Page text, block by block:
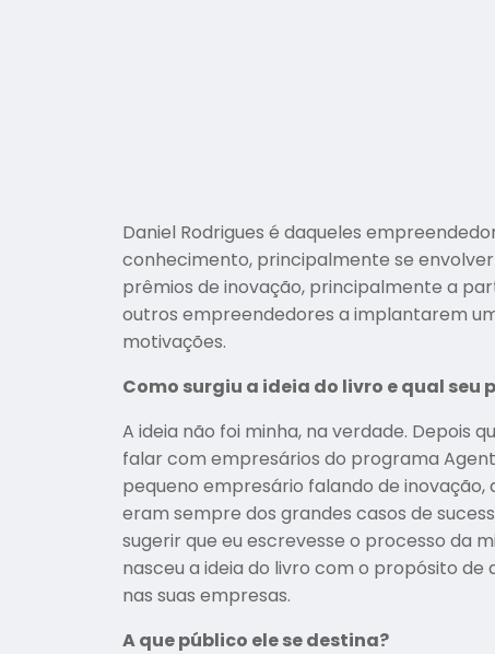
Daniel Rodrigues é daqueles
conhecimento, principalmente se
prêmios de inovação, principalmente a
outros empreendedores a implantarem
motivações.
Como surgiu a ideia do livro e qual seu
A ideia não foi minha, na verdade. Depois
falar com empresários do programa
pequeno empresário falando de inovação,
eram sempre dos grandes casos de
sugerir que eu escrevesse o processo da
nasceu a ideia do livro com o propósito
nas suas empresas.
A que público ele se destina?